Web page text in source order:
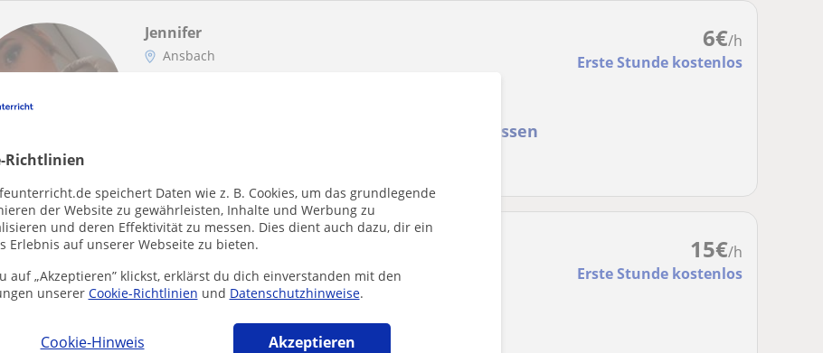
Richtlinien
speichert Daten wie z. B. Cookies, um das grundlegende
der Website zu gewährleisten, Inhalte und Werbung zu
und deren Effektivität zu messen. Dies dient auch dazu, dir ein
Erlebnis auf unserer Webseite zu bieten.
auf „Akzeptieren” klickst, erklärst du dich einverstanden mit den
unserer Cookie-Richtlinien und Datenschutzhinweise.
Cookie-Hinweis Akzeptieren
6€/h
Erste Stunde kostenlos
Jennifer
Ansbach
Übersetzungen Englisch Realschule alle Klassen
15€/h
Erste Stunde kostenlos
Denis
Aktiv
Nürnberg, Feucht, Markt, Obe...
Hausaufgabenhilfe: Realschule, Hauptschule